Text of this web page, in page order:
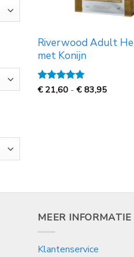
Riverwood Adult
met Konijn
Gewaardeerd
€ 21,60 - € 83,95
MEER INFORMATIE
Klantenservice